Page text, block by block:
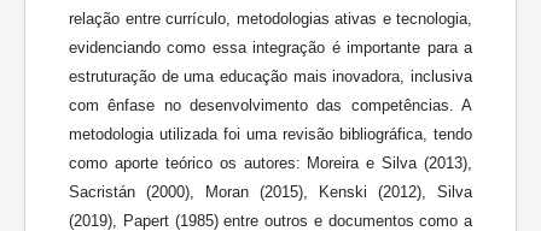
relação entre currículo, metodologias ativas e tecnologia,
evidenciando como essa integração é importante para a
estruturação de uma educação mais inovadora, inclusiva
com ênfase no desenvolvimento das competências. A
metodologia utilizada foi uma revisão bibliográfica, tendo
como aporte teórico os autores: Moreira e Silva (2013),
Sacristán (2000), Moran (2015), Kenski (2012), Silva
(2019), Papert (1985) entre outros e documentos como a